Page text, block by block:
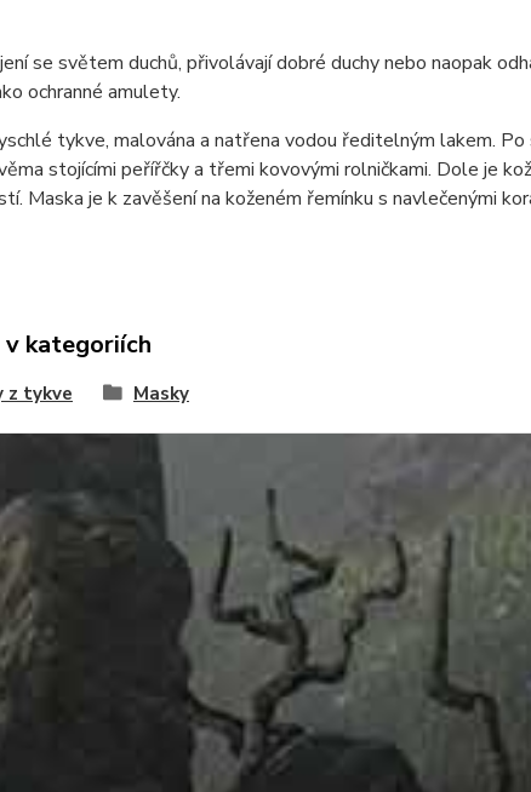
se světem duchů, přivolávají dobré duchy nebo naopak
ochranné amulety.
tykve, malována a natřena vodou ředitelným lakem.
stojícími peřířčky a třemi kovovými rolničkami. Dole je
Maska je k zavěšení na koženém řemínku s navlečenými
v kategoriích
z tykve Masky